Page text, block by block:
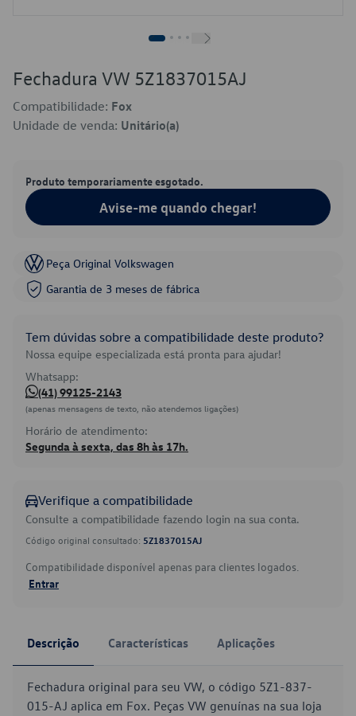
Fechadura VW 5Z1837015AJ
Compatibilidade: Fox
Unidade de venda: Unitário(a)
Produto temporariamente esgotado.
Avise-me quando chegar!
Peça Original Volkswagen
Garantia de 3 meses de fábrica
Tem dúvidas sobre a compatibilidade deste produto?
Nossa equipe especializada está pronta para ajudar!
Whatsapp:
(41) 99125-2143
(apenas mensagens de texto, não atendemos ligações)
Horário de atendimento:
Segunda à sexta, das 8h às 17h.
Verifique a compatibilidade
Consulte a compatibilidade fazendo login na sua conta.
Código original consultado: 5Z1837015AJ
Compatibilidade disponível apenas para clientes logados.
Entrar
Descrição Características Aplicações
Fechadura original para seu VW, o código 5Z1-837-
015-AJ aplica em Fox. Peças VW genuínas na sua loja